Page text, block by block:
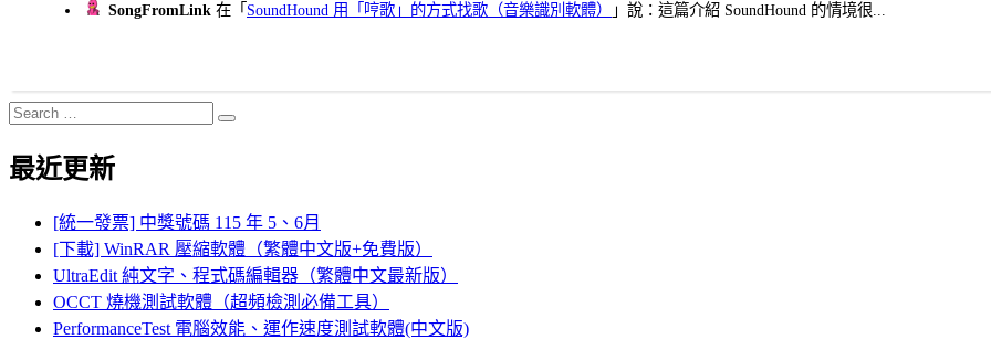
SongFromLink 在「 SoundHound 用「哼歌」的方式找歌（音樂識別軟體） 」說：這篇介紹 SoundHound 的情境很...
Search
for:
Search
最近更新
[統一發票] 中獎號碼 115 年 5、6月
[下載] WinRAR 壓縮軟體（繁體中文版+免費版）
UltraEdit 純文字、程式碼編輯器（繁體中文最新版）
OCCT 燒機測試軟體（超頻檢測必備工具）
PerformanceTest 電腦效能、運作速度測試軟體(中文版)